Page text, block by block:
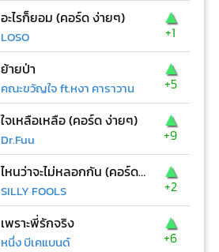
อะไรก็ยอม (คอร์ด ง่ายๆ)
LOSO
▲
+1
ย้ายป่า
คณะขวัญใจ ft.หงา คาราวาน
▲
+5
ใจเหลือเหลือ (คอร์ด ง่ายๆ)
Dr.Fuu
▲
+9
ไหนว่าจะไม่หลอกกัน (คอร์ด ง่ายๆ)
SILLY FOOLS
▲
+2
เพราะพี่รักจริง
หนึ่ง บีเคแบนด์
▲
+6